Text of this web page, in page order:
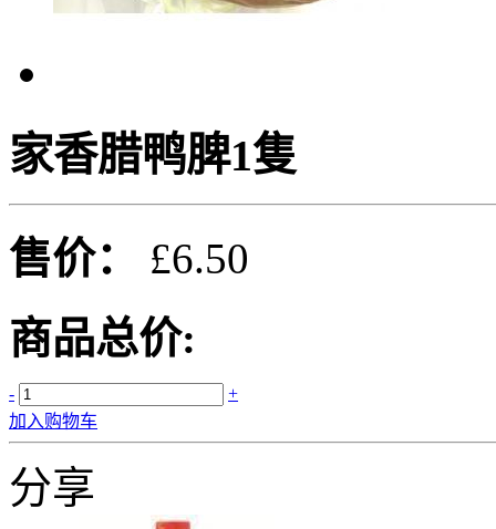
家香腊鸭脾1隻
售价：
£6.50
商品总价:
-
+
加入购物车
分享